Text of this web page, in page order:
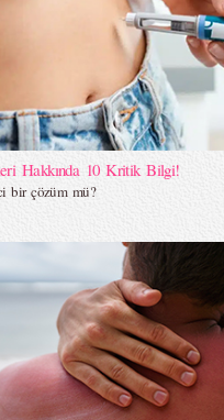
Hakkında 10 Kritik Bilgi!
bir çözüm mü?